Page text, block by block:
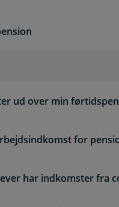
ud over min
for
har indkomster fra